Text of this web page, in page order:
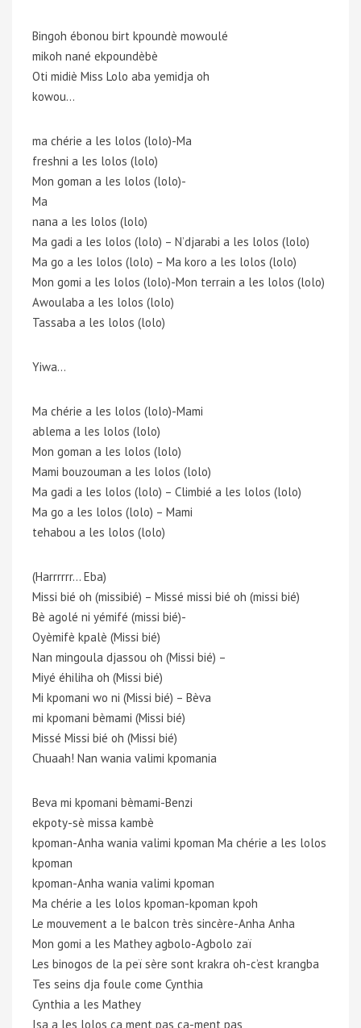
Bingoh ébonou birt kpoundè mowoulé
mikoh nané ekpoundèbè
Oti midiè Miss Lolo aba yemidja oh
kowou…
ma chérie a les lolos (lolo)-Ma
freshni a les lolos (lolo)
Mon goman a les lolos (lolo)-
Ma
nana a les lolos (lolo)
Ma gadi a les lolos (lolo) – N’djarabi a les lolos (lolo)
Ma go a les lolos (lolo) – Ma koro a les lolos (lolo)
Mon gomi a les lolos (lolo)-Mon terrain a les lolos (lolo)
Awoulaba a les lolos (lolo)
Tassaba a les lolos (lolo)
Yiwa…
Ma chérie a les lolos (lolo)-Mami
ablema a les lolos (lolo)
Mon goman a les lolos (lolo)
Mami bouzouman a les lolos (lolo)
Ma gadi a les lolos (lolo) – Climbié a les lolos (lolo)
Ma go a les lolos (lolo) – Mami
tehabou a les lolos (lolo)
(Harrrrrr… Eba)
Missi bié oh (missibié) – Missé missi bié oh (missi bié)
Bè agolé ni yémifé (missi bié)-
Oyèmifè kpalè (Missi bié)
Nan mingoula djassou oh (Missi bié) –
Miyé éhiliha oh (Missi bié)
Mi kpomani wo ni (Missi bié) – Bèva
mi kpomani bèmami (Missi bié)
Missé Missi bié oh (Missi bié)
Chuaah! Nan wania valimi kpomania
Beva mi kpomani bèmami-Benzi
ekpoty-sè missa kambè
kpoman-Anha wania valimi kpoman Ma chérie a les lolos
kpoman
kpoman-Anha wania valimi kpoman
Ma chérie a les lolos kpoman-kpoman kpoh
Le mouvement a le balcon très sincère-Anha Anha
Mon gomi a les Mathey agbolo-Agbolo zaï
Les binogos de la peï sère sont krakra oh-c’est krangba
Tes seins dja foule come Cynthia
Cynthia a les Mathey
Isa a les lolos ça ment pas ça-ment pas